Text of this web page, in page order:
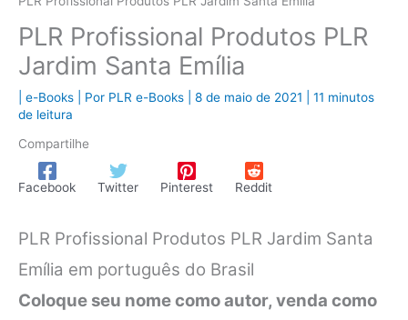
PLR Profissional Produtos PLR
Jardim Santa Emília
e-Books | Por PLR e-Books 8 de maio de 2021
11 minutos
de leitura
Compartilhe
Facebook Twitter Pinterest Reddit
PLR Profissional Produtos PLR Jardim Santa
Emília em português do Brasil
Coloque seu nome como autor, venda como